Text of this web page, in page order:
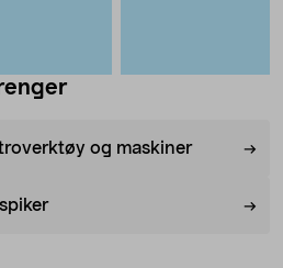
og maskiner